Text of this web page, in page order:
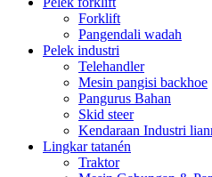
Forklift
Pangendali wadah
Pelek industri
Telehandler
Mesin pangisi backhoe
Pangurus Bahan
Skid steer
Kendaraan Industri
Lingkar tatanén
Traktor